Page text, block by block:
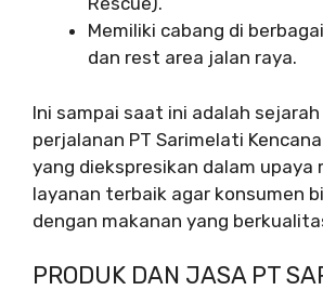
Memiliki cabang di
dan rest area jalan raya.
Ini sampai saat ini adalah
perjalanan PT Sarimelati
yang diekspresikan dalam upaya
layanan terbaik agar konsumen
dengan makanan yang
PRODUK DAN JASA PT